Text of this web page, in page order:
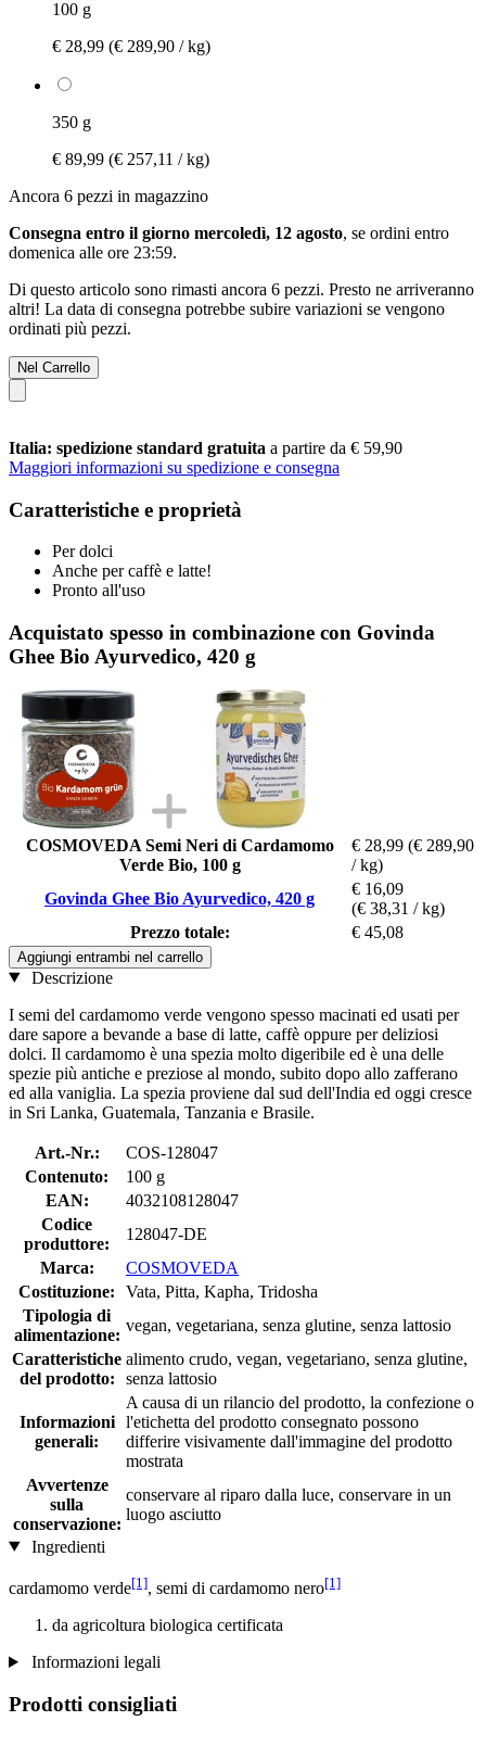
100 g
€ 28,99 (€ 289,90 / kg)
350 g
€ 89,99 (€ 257,11 / kg)
Ancora 6 pezzi in magazzino
Consegna entro il giorno mercoledì, 12 agosto, se ordini entro
domenica alle ore 23:59.
Di questo articolo sono rimasti ancora 6 pezzi. Presto ne arriveranno
altri! La data di consegna potrebbe subire variazioni se vengono
ordinati più pezzi.
Nel Carrello
Italia: spedizione standard gratuita a partire da € 59,90
Maggiori informazioni su spedizione e consegna
Caratteristiche e proprietà
Per dolci
Anche per caffè e latte!
Pronto all'uso
Acquistato spesso in combinazione con Govinda
Ghee Bio Ayurvedico, 420 g
COSMOVEDA Semi Neri di Cardamomo
Verde Bio, 100 g
€ 28,99 (€ 289,90
/ kg)
Govinda Ghee Bio Ayurvedico, 420 g
€ 16,09
(€ 38,31 / kg)
Prezzo totale:
€ 45,08
Aggiungi entrambi nel carrello
Descrizione
I semi del cardamomo verde vengono spesso macinati ed usati per
dare sapore a bevande a base di latte, caffè oppure per deliziosi
dolci. Il cardamomo è una spezia molto digeribile ed è una delle
spezie più antiche e preziose al mondo, subito dopo allo zafferano
ed alla vaniglia. La spezia proviene dal sud dell'India ed oggi cresce
in Sri Lanka, Guatemala, Tanzania e Brasile.
Art.-Nr.:
COS-128047
Contenuto:
100 g
EAN:
4032108128047
Codice
produttore:
128047-DE
Marca:
COSMOVEDA
Costituzione:
Vata, Pitta, Kapha, Tridosha
Tipologia di
alimentazione:
vegan, vegetariana, senza glutine, senza lattosio
Caratteristiche
del prodotto:
alimento crudo, vegan, vegetariano, senza glutine,
senza lattosio
Informazioni
generali:
A causa di un rilancio del prodotto, la confezione o
l'etichetta del prodotto consegnato possono
differire visivamente dall'immagine del prodotto
mostrata
Avvertenze
sulla
conservazione:
conservare al riparo dalla luce, conservare in un
luogo asciutto
Ingredienti
cardamomo verde[1], semi di cardamomo nero[1]
da agricoltura biologica certificata
Informazioni legali
Prodotti consigliati